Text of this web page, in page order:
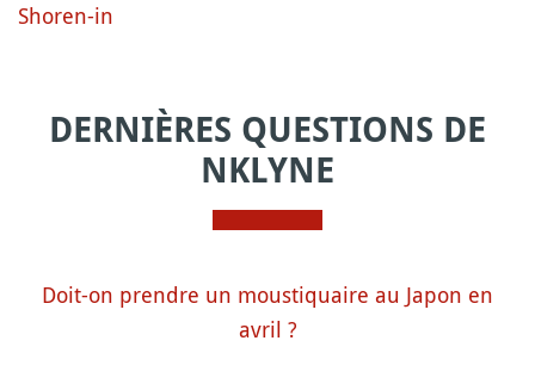
Shoren-in
DERNIÈRES QUESTIONS DE
NKLYNE
Doit-on prendre un moustiquaire au Japon en
avril ?